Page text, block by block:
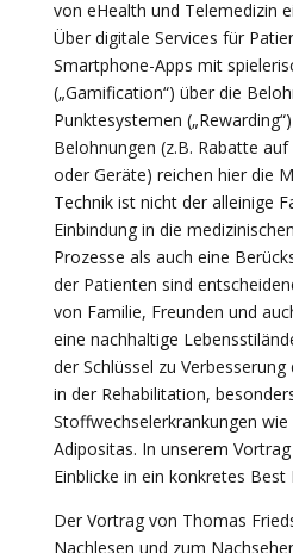
von eHealth und Telemedizin
Über digitale Services für
Smartphone-Apps mit
(„Gamification“) über die
Punktesystemen
Belohnungen (z.B. Rabatte
oder Geräte) reichen hier die
Technik ist nicht der alleinige
Einbindung in die
Prozesse als auch eine
der Patienten sind
von Familie, Freunden und
eine nachhaltige
der Schlüssel zu
in der Rehabilitation,
Stoffwechselerkrankungen
Adipositas. In unserem
Einblicke in ein konkretes
Der Vortrag von Thomas
Nachlesen und zum